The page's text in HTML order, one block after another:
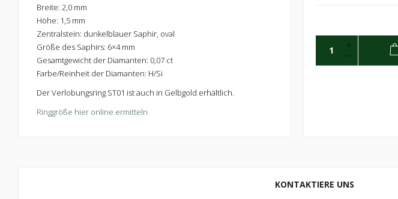
Breite: 2,0 mm
Höhe: 1,5 mm
Zentralstein: dunkelblauer Saphir, oval
Größe des Saphirs: 6×4 mm
Gesamtgewicht der Diamanten: 0,07 ct
Farbe/Reinheit der Diamanten: H/Si
Der Verlobungsring ST01 ist auch in Gelbgold erhältlich.
Ringgröße hier online ermitteln
KONTAKTIERE UNS